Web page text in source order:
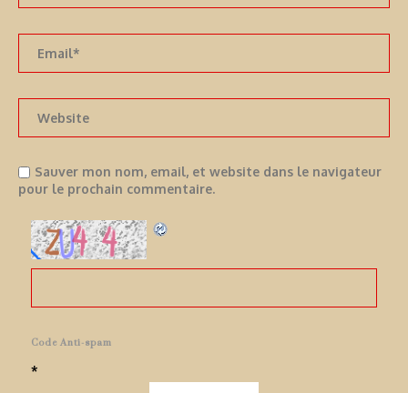
Sauver mon nom, email, et website dans le navigateur
pour le prochain commentaire.
Code Anti-spam
*